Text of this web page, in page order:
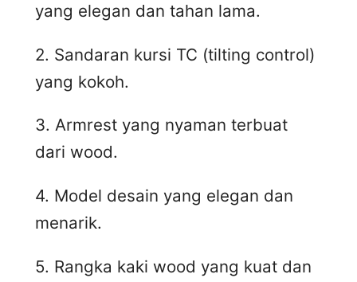
yang elegan dan tahan lama.
2. Sandaran kursi TC (tilting control)
yang kokoh.
3. Armrest yang nyaman terbuat
dari wood.
4. Model desain yang elegan dan
menarik.
5. Rangka kaki wood yang kuat dan